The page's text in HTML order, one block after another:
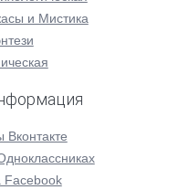
и Мистика
Вконтакте
Facebook